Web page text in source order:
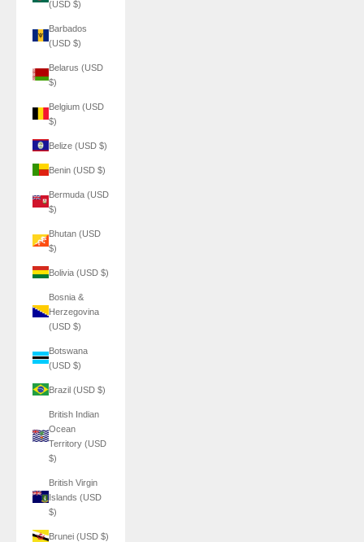
(USD $)
Barbados
(USD $)
Belarus (USD
$)
Belgium (USD
$)
Belize (USD $)
Benin (USD $)
Bermuda (USD
$)
Bhutan (USD
$)
Bolivia (USD $)
Bosnia &
Herzegovina
(USD $)
Botswana
(USD $)
Brazil (USD $)
British Indian
Ocean
Territory (USD
$)
British Virgin
Islands (USD
$)
Brunei (USD $)